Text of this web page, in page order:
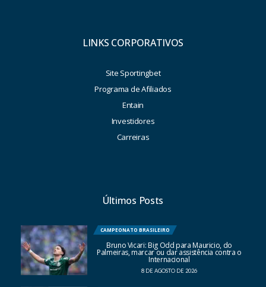
LINKS CORPORATIVOS
Site Sportingbet
Programa de Afiliados
Entain
Investidores
Carreiras
Últimos Posts
CAMPEONATO BRASILEIRO
Bruno Vicari: Big Odd para Mauricio, do
Palmeiras, marcar ou dar assistência contra o
Internacional
8 DE AGOSTO DE 2026